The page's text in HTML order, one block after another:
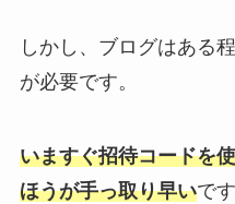
しかし、ブログはある
が必要です。
いますぐ招待コードを
ほうが手っ取り早いです